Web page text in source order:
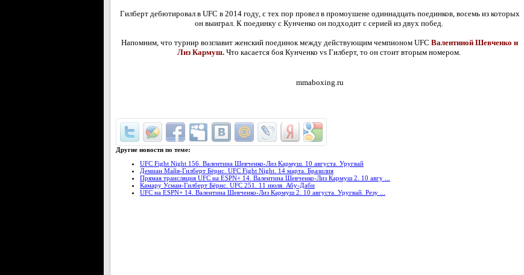
Гилберт дебютировал в UFC в 2014 году, с тех пор провел в промоушене одиннадцать поединков, восемь из которых
он выиграл. К поединку с Кунченко он подходит с серией из двух побед.
Напомним, что турнир возглавит женский поединок между действующим чемпионом UFC Валентиной Шевченко и
Лиз Кармуш.Что касается боя Кунченко vs Гилберт, то он стоит вторым номером.
mmaboxing.ru
Другие новости по теме:
UFC Fight Night 156. Валентина Шевченко-Лиз Кармуш. 10 августа. Уругвай
Демиан Майя-Гилберт Бёрнс. UFC Fight Night. 14 марта. Бразилия
Прямая трансляция UFC на ESPN+ 14. Валентина Шевченко-Лиз Кармуш 2. 10 авгу ...
Камару Усман-Гилберт Бёрнс. UFC 251. 11 июля. Абу-Даби
UFC на ESPN+ 14. Валентина Шевченко-Лиз Кармуш 2. 10 августа. Уругвай. Резу ...